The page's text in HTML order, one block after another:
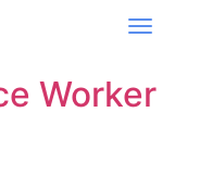
T
g
Worker